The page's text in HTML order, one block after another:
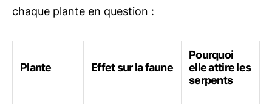
chaque plante en question :
Plante Effet sur la faune
Pourquoi
elle attire les
serpents